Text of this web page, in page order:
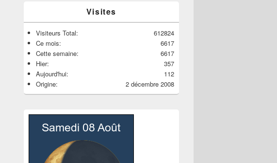
Visites
612824
Visiteurs Total:
6617
Ce mois:
6617
Cette semaine:
357
Hier:
112
Aujourd'hui:
2 décembre 2008
Origine: